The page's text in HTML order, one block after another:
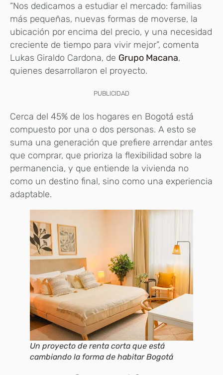
“Nos dedicamos a estudiar el mercado: familias
más pequeñas, nuevas formas de moverse, la
ubicación por encima del precio, y una necesidad
creciente de tiempo para vivir mejor”, comenta
Lukas Giraldo Cardona, de Grupo Macana,
quienes desarrollaron el proyecto.
PUBLICIDAD
Cerca del 45% de los hogares en Bogotá está
compuesto por una o dos personas. A esto se
suma una generación que prefiere arrendar antes
que comprar, que prioriza la flexibilidad sobre la
permanencia, y que entiende la vivienda no
como un destino final, sino como una experiencia
adaptable.
Un proyecto de renta corta que está
cambiando la forma de habitar Bogotá